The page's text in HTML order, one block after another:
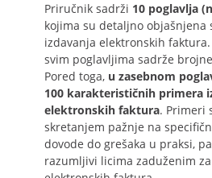
Priručnik sadrži 10 poglavlja
kojima su detaljno objašnjena
izdavanja elektronskih
svim poglavljima sadrže
Pored toga, u zasebnom
100 karakterističnih primera
elektronskih faktura. Primeri
skretanjem pažnje na
dovode do grešaka u praksi,
razumljivi licima zaduženim